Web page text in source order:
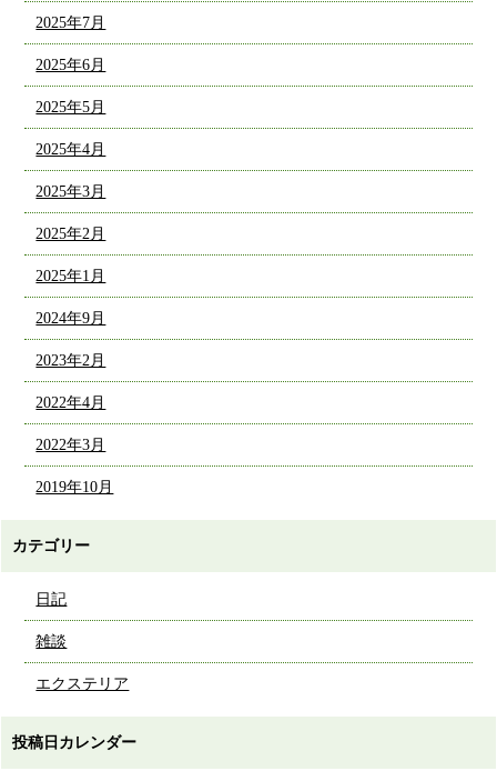
2025年7月
2025年6月
2025年5月
2025年4月
2025年3月
2025年2月
2025年1月
2024年9月
2023年2月
2022年4月
2022年3月
2019年10月
カテゴリー
日記
雑談
エクステリア
投稿日カレンダー